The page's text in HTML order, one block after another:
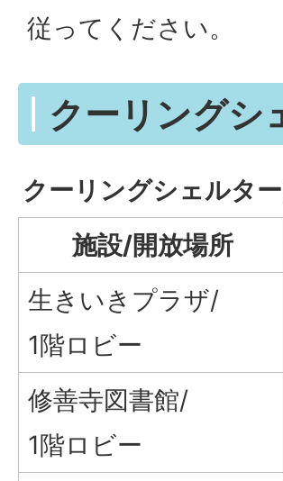
従ってください。
クーリングシ
クーリングシェルタ
施設/開放場所
生きいきプラザ/
1階ロビー
修善寺図書館/
1階ロビー